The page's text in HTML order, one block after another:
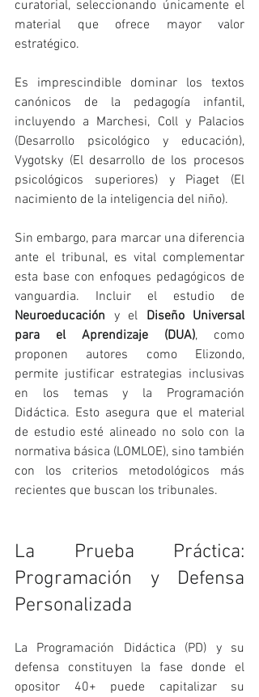
curatorial, seleccionando únicamente el
material que ofrece mayor valor
estratégico.
Es imprescindible dominar los textos
canónicos de la pedagogía infantil,
incluyendo a Marchesi, Coll y Palacios
(Desarrollo psicológico y educación),
Vygotsky (El desarrollo de los procesos
psicológicos superiores) y Piaget (El
nacimiento de la inteligencia del niño).
Sin embargo, para marcar una diferencia
ante el tribunal, es vital complementar
esta base con enfoques pedagógicos de
Neuroeducación y el Diseño Universal
para el Aprendizaje (DUA), como
proponen autores como Elizondo,
permite justificar estrategias inclusivas
en los temas y la Programación
Didáctica. Esto asegura que el material
de estudio esté alineado no solo con la
normativa básica (LOMLOE), sino también
con los criterios metodológicos más
recientes que buscan los tribunales.
La Prueba Práctica:
Programación y Defensa
Personalizada
La Programación Didáctica (PD) y su
defensa constituyen la fase donde el
opositor 40+ puede capitalizar su